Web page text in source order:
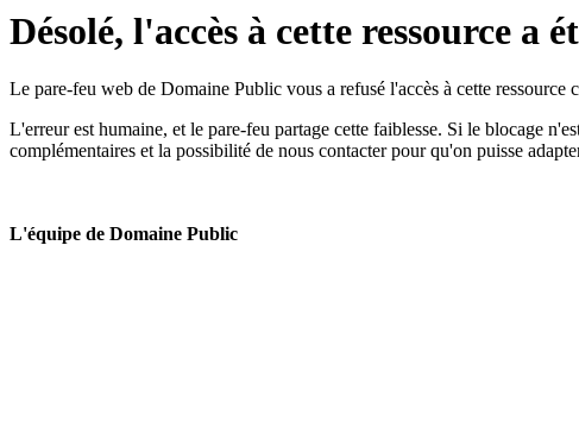
Désolé, l'accès à cette ressource a
Le pare-feu web de Domaine Public vous a refusé l'accès à cette ressource
L'erreur est humaine, et le pare-feu partage cette faiblesse. Si le blocage
complémentaires et la possibilité de nous contacter pour qu'on puisse
L'équipe de Domaine Public